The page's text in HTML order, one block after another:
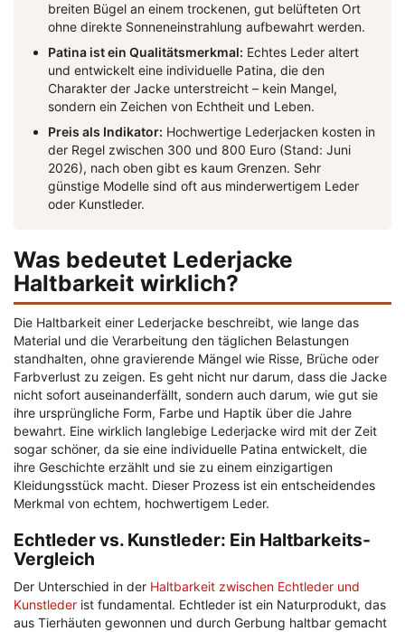
breiten Bügel an einem trockenen, gut belüfteten Ort
ohne direkte Sonneneinstrahlung aufbewahrt werden.
Patina ist ein Qualitätsmerkmal: Echtes Leder altert
und entwickelt eine individuelle Patina, die den
Charakter der Jacke unterstreicht – kein Mangel,
sondern ein Zeichen von Echtheit und Leben.
Preis als Indikator: Hochwertige Lederjacken kosten in
der Regel zwischen 300 und 800 Euro (Stand: Juni
2026), nach oben gibt es kaum Grenzen. Sehr
günstige Modelle sind oft aus minderwertigem Leder
oder Kunstleder.
Was bedeutet Lederjacke
Haltbarkeit wirklich?
Die Haltbarkeit einer Lederjacke beschreibt, wie lange das
Material und die Verarbeitung den täglichen Belastungen
standhalten, ohne gravierende Mängel wie Risse, Brüche oder
Farbverlust zu zeigen. Es geht nicht nur darum, dass die Jacke
nicht sofort auseinanderfällt, sondern auch darum, wie gut sie
ihre ursprüngliche Form, Farbe und Haptik über die Jahre
bewahrt. Eine wirklich langlebige Lederjacke wird mit der Zeit
sogar schöner, da sie eine individuelle Patina entwickelt, die
ihre Geschichte erzählt und sie zu einem einzigartigen
Kleidungsstück macht. Dieser Prozess ist ein entscheidendes
Merkmal von echtem, hochwertigem Leder.
Echtleder vs. Kunstleder: Ein Haltbarkeits-
Vergleich
Der Unterschied in der Haltbarkeit zwischen Echtleder und
Kunstleder ist fundamental. Echtleder ist ein Naturprodukt, das
aus Tierhäuten gewonnen und durch Gerbung haltbar gemacht